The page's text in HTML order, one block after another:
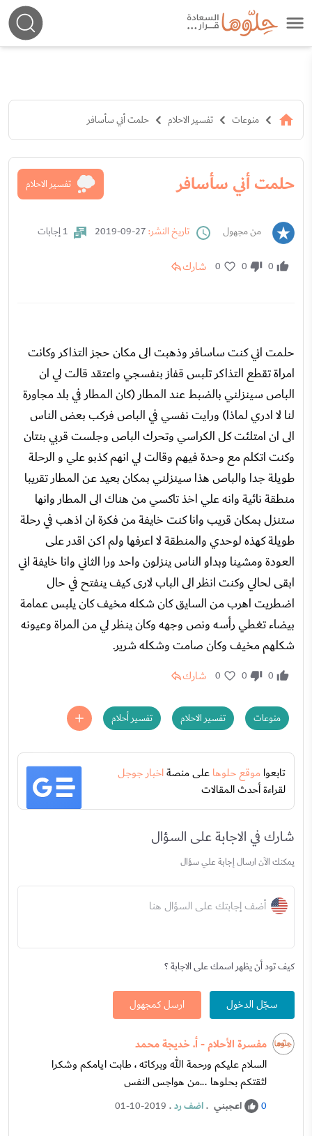
منوعات تفسير الاحلام حلمت أني سأسافر
حلمت أني سأسافر تفسير الاحلام
من مجهول تاريخ النشر: 1 إجابات
0
0
0 شارك
حلمت اني كنت ساسافر وذهبت الى مكان حجز التذاكر وكانت
امراة تقطع التذاكر تلبس قفاز بنفسجي واعتقد قالت لي ان
الباص سينزلني بالضبط عند المطار (كان المطار في بلد مجاورة
لنا لا ادري لماذا) ورايت نفسي في الباص فركب بعض الناس
الى ان امتلئت كل الكراسي وتحرك الباص وجلست قربي بنتان
وكنت اتكلم مع وحدة فيهم وقالت لي انهم كذبو علي و الرحلة
طويلة جدا والباص هذا سينزلني بمكان بعيد عن المطار تقريبا
منطقة نائية وانه علي اخذ تاكسي من هناك الى المطار وانها
ستنزل بمكان قريب وانا كنت خايفة من فكرة ان اذهب في رحلة
طويلة كهذه لوحدي والمنطقة لا اعرفها ولم اكن اقدر على
العودة ومشينا وبداو الناس ينزلون واحد ورا الثاني وانا خايفة اني
ابقى لحالي وكنت انظر الى الباب لارى كيف ينفتح في حال
اضطريت اهرب من السايق كان شكله مخيف كان يلبس عمامة
بيضاء تغطي رأسه ونص وجهه وكان ينظر لي من المراة وعيونه
شكلهم مخيف وكان صامت وشكله شرير.
0
0
0 شارك
منوعات تفسير الاحلام تفسير أحلام
تابعواموقع حلوهاعلى منصةاخبار جوجل
لقراءة أحدث المقالات
شارك في الاجابة على السؤال
يمكنك الآن ارسال إجابة علي سؤال
أضف إجابتك على السؤال هنا
كيف تود أن يظهر اسمك على الاجابة ؟
سجّل الدخول ارسل كمجهول
مفسرة الأحلام - أ. خديجة محمد
السلام عليكم ورحمة الله وبركاته ، طابت ايامكم وشكرا
لثقتكم بحلوها ...من هواجس النفس
0 اعجبني .اضف رد.
01-10-2019